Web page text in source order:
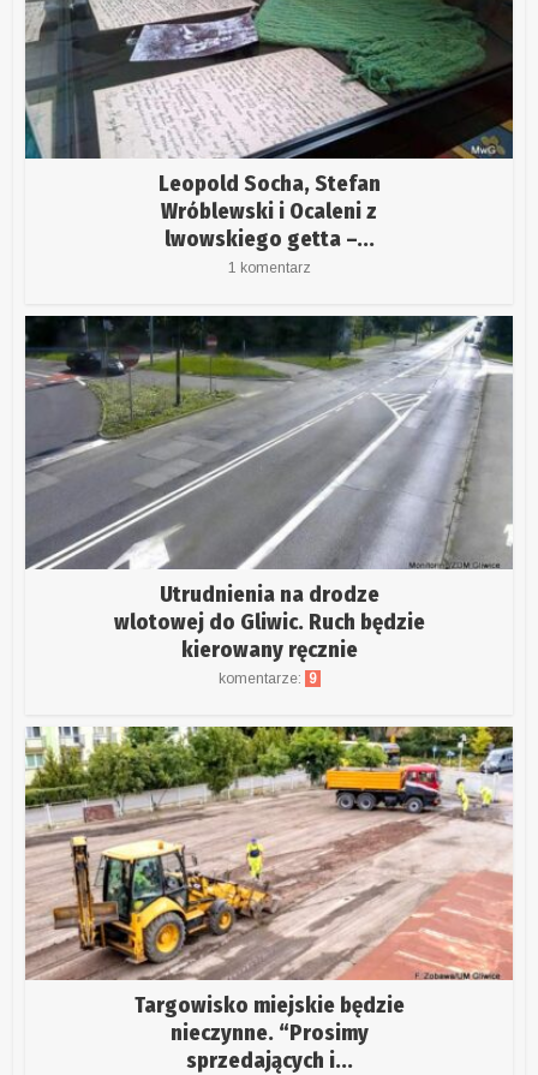
Leopold Socha, Stefan
Wróblewski i Ocaleni z
lwowskiego getta –...
1 komentarz
Utrudnienia na drodze
wlotowej do Gliwic. Ruch będzie
kierowany ręcznie
komentarze: 9
Targowisko miejskie będzie
nieczynne. “Prosimy
sprzedających i...